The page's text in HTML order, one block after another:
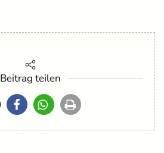
Beitrag teilen